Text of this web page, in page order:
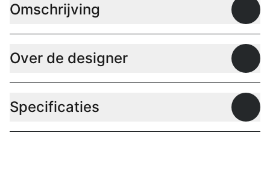
Omschrijving
Over de designer
Specificaties